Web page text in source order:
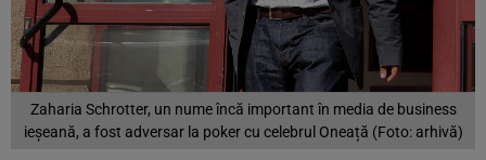
Zaharia Schrotter, un nume încă important în media de business
ieșeană, a fost adversar la poker cu celebrul Oneață (Foto: arhivă)